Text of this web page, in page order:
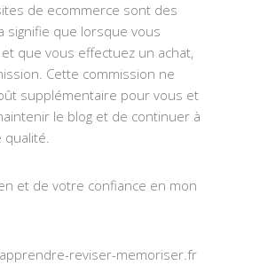
de ecommerce sont des
signifie que lorsque vous
que vous effectuez un achat,
Cette commission ne
supplémentaire pour vous et
le blog et de continuer à
qualité.
et de votre confiance en mon
reviser-memoriser.fr